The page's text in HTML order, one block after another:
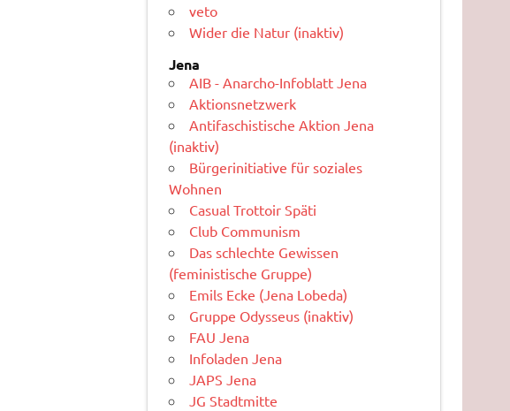
veto
Wider die Natur (inaktiv)
Jena
AIB - Anarcho-Infoblatt Jena
Aktionsnetzwerk
Antifaschistische Aktion Jena
(inaktiv)
Bürgerinitiative für soziales
Wohnen
Casual Trottoir Späti
Club Communism
Das schlechte Gewissen
(feministische Gruppe)
Emils Ecke (Jena Lobeda)
Gruppe Odysseus (inaktiv)
FAU Jena
Infoladen Jena
JAPS Jena
JG Stadtmitte